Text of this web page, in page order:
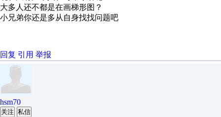
大多人还不都是在画梯形图？
小兄弟你还是多从自身找找问题吧
回复 引用 举报
hsm70
关注 私信